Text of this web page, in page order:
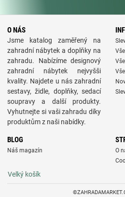
O NÁS
Jsme katalog zaměřený na
zahradní nábytek a doplňky na
zahradu. Nabízíme designový
zahradní nábytek nejvyšši
kvality. Najdete u nás zahradní
sestavy, židle, doplňky, sedací
soupravy a další produkty.
Vyhutnejte si vaši zahradu díky
produktům z naši nabídky.
BLOG
Náš magazín
O
Velký košík